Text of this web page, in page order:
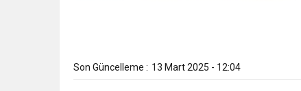
Son Güncelleme : 13 Mart 2025 - 12:04